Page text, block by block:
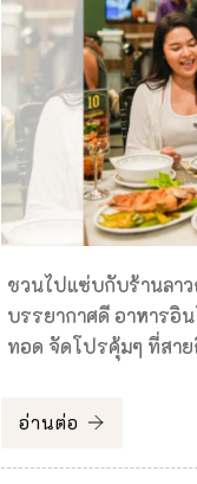
ชวนไปแซ่บกับร้านลา
บรรยากาศดี อาหารอิ
ทอด จัดโปรคุ้มๆ ที่สา
อ่านต่อ